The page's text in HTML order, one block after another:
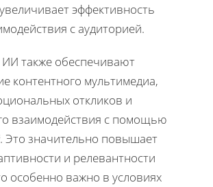
эффективность
с аудиторией.
ИИ также обеспечивают
контентного мультимедиа,
откликов и
взаимодействия с помощью
. Это значительно повышает
и релевантности
особенно важно в условиях